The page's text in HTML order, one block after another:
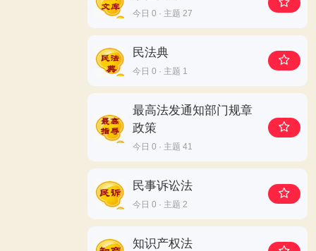
今日 0 · 主题 27
民法典
今日 0 · 主题 1
最高法发通知部门规章
政策
今日 0 · 主题 41
民事诉讼法
今日 0 · 主题 2
知识产权法